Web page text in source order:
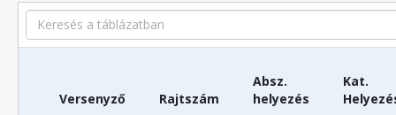
Search
Versenyző Rajtszám
Absz.
helyezés
Kat.